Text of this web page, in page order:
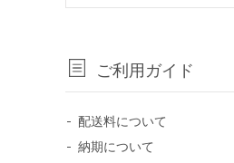
ご利用ガイド
配送料について
納期について